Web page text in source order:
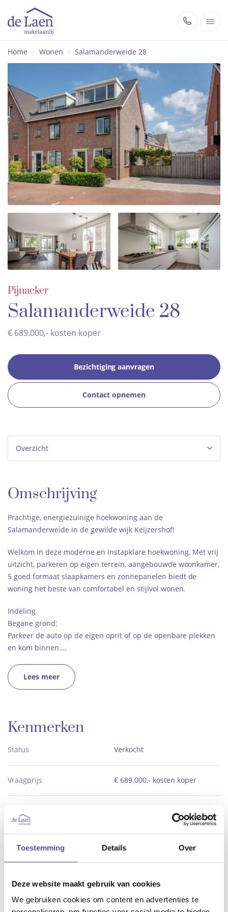
Toestemming Details Over
Deze website maakt gebruik van cookies
We gebruiken cookies om content en advertenties te
Home / Wonen / Salamanderweide 28
Pijnacker
Salamanderweide 28
€ 689.000,- kosten koper
Bezichtiging aanvragen
Contact opnemen
Overzicht
Omschrijving
Prachtige, energiezuinige hoekwoning aan de
Salamanderweide in de gewilde wijk Keijzershof!
Welkom in deze moderne en instapklare hoekwoning. Met vrij
uitzicht, parkeren op eigen terrein, aangebouwde woonkamer,
5 goed formaat slaapkamers en zonnepanelen biedt de
woning het beste van comfortabel en stijlvol wonen.
Indeling
Begane grond:
Parkeer de auto op de eigen oprit of op de openbare plekken
en kom binnen.…
Lees meer
Kenmerken
Status Verkocht
Vraagprijs € 689.000,- kosten koper